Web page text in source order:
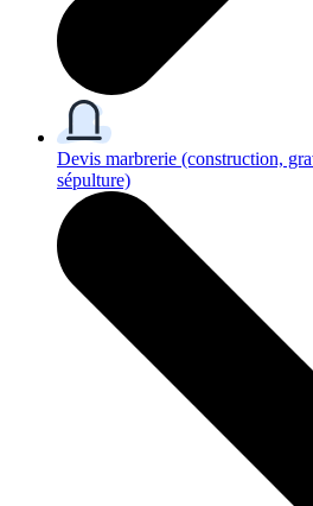
Devis marbrerie (construction,
sépulture)